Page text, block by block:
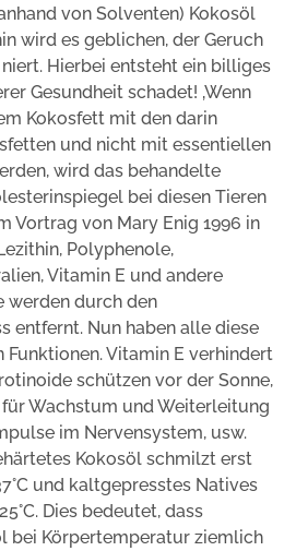
von Solventen) Kokosöl
wird es geblichen, der Geruch
Hierbei entsteht ein billiges
Gesundheit schadet! ‚Wenn
Kokosfett mit den darin
und nicht mit essentiellen
wird das behandelte
bei diesen Tieren
Vortrag von Mary Enig 1996 in
Polyphenole,
Vitamin E und andere
werden durch den
entfernt. Nun haben alle diese
Funktionen. Vitamin E verhindert
schützen vor der Sonne,
Wachstum und Weiterleitung
im Nervensystem, usw.
Kokosöl schmilzt erst
und kaltgepresstes Natives
Dies bedeutet, dass
bei Körpertemperatur ziemlich